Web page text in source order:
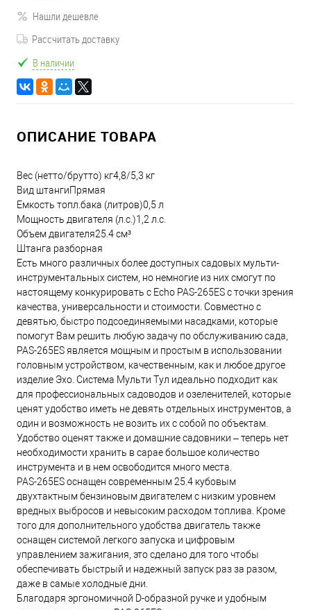
Нашли дешевле
Рассчитать доставку
В наличии
ОПИСАНИЕ ТОВАРА
Вес (нетто/брутто) кг4,8/5,3 кг
Вид штангиПрямая
Емкость топл.бака (литров)0,5 л
Мощность двигателя (л.с.)1,2 л.с.
Объем двигателя25.4 см³
Штанга разборная
Есть много различных более доступных садовых мульти-
инструментальных систем, но немногие из них смогут по
настоящему конкурировать с Echo PAS-265ES с точки зрения
качества, универсальности и стоимости. Совместно с
девятью, быстро подсоединяемыми насадками, которые
помогут Вам решить любую задачу по обслуживанию сада,
PAS-265ES является мощным и простым в использовании
головным устройством, качественным, как и любое другое
изделие Эхо. Система Мульти Тул идеально подходит как
для профессиональных садоводов и озеленителей, которые
ценят удобство иметь не девять отдельных инструментов, а
один и возможность не возить их с собой по объектам.
Удобство оценят также и домашние садовники – теперь нет
необходимости хранить в сарае большое количество
инструмента и в нем освободится много места.
PAS-265ES оснащен современным 25.4 кубовым
двухтактным бензиновым двигателем с низким уровнем
вредных выбросов и невысоким расходом топлива. Кроме
того для дополнительного удобства двигатель также
оснащен системой легкого запуска и цифровым
управлением зажигания, это сделано для того чтобы
обеспечивать быстрый и надежный запуск раз за разом,
даже в самые холодные дни.
Благодаря эргономичной D-образной ручке и удобным